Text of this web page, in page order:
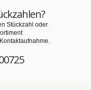
Stückzahl oder